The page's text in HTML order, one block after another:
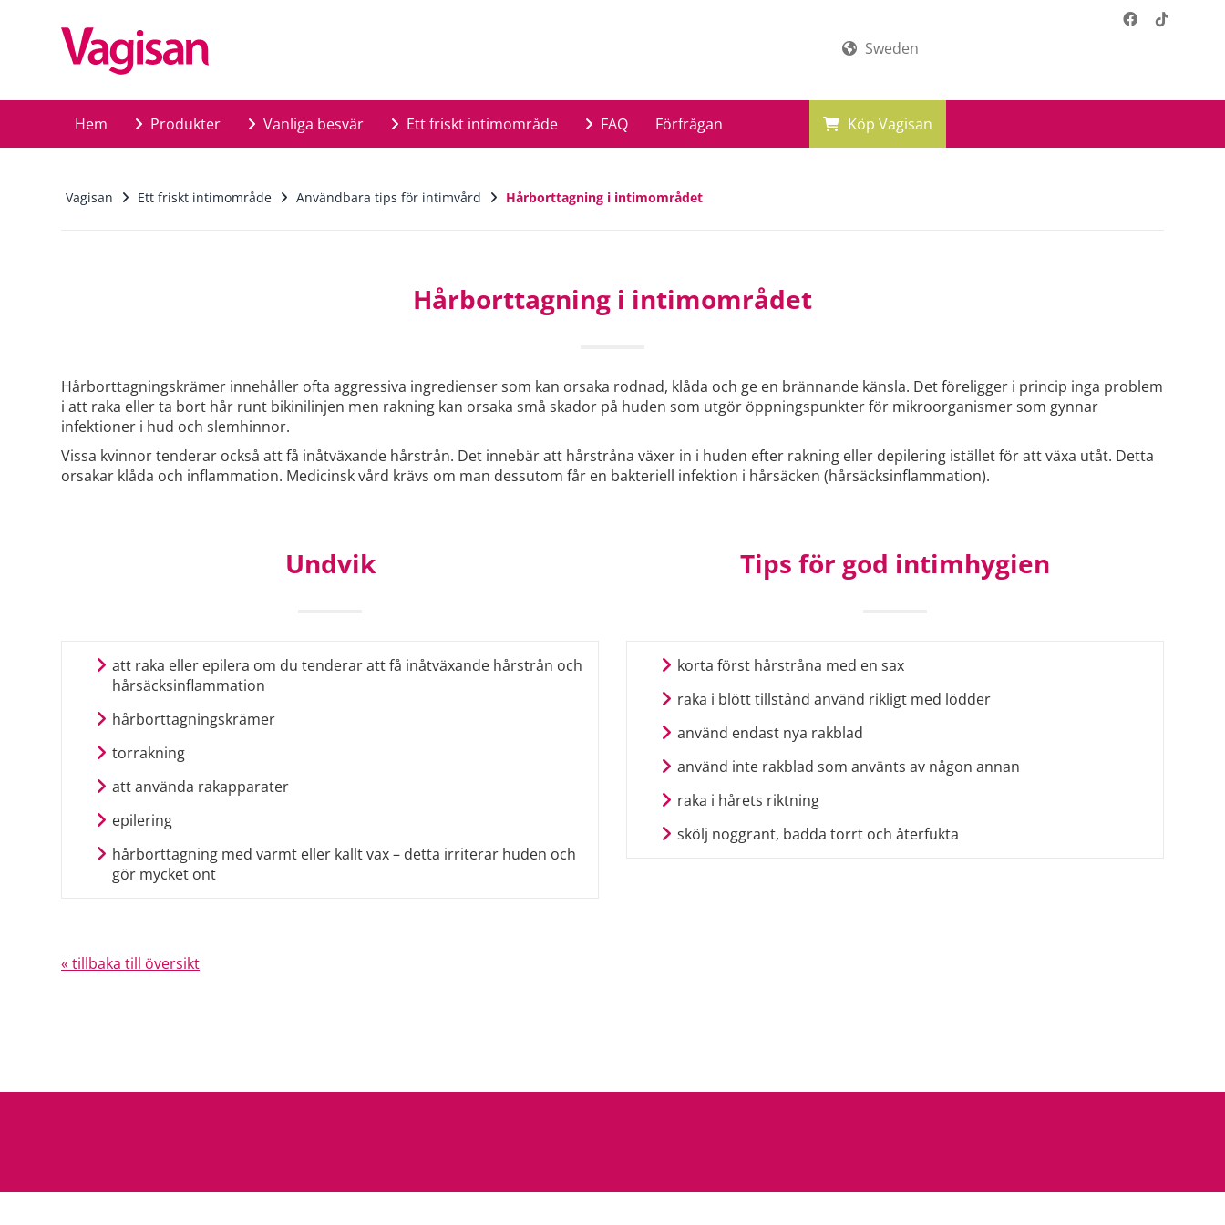
Sweden
Hem Produkter Vanliga besvär Ett friskt intimområde FAQ Förfrågan Köp Vagisan
Vagisan Ett friskt intimområde Användbara tips för intimvård Hårborttagning i intimområdet
Hårborttagning i intimområdet
Hårborttagningskrämer innehåller ofta aggressiva ingredienser som kan orsaka rodnad, klåda och ge en brännande känsla. Det föreligger i princip inga problem
i att raka eller ta bort hår runt bikinilinjen men rakning kan orsaka små skador på huden som utgör öppningspunkter för mikroorganismer som gynnar
infektioner i hud och slemhinnor.
Vissa kvinnor tenderar också att få inåtväxande hårstrån. Det innebär att hårstråna växer in i huden efter rakning eller depilering istället för att växa utåt. Detta
orsakar klåda och inflammation. Medicinsk vård krävs om man dessutom får en bakteriell infektion i hårsäcken (hårsäcksinflammation).
Undvik
att raka eller epilera om du tenderar att få inåtväxande hårstrån och
hårsäcksinflammation
hårborttagningskrämer
torrakning
att använda rakapparater
epilering
hårborttagning med varmt eller kallt vax – detta irriterar huden och
gör mycket ont
Tips för god intimhygien
korta först hårstråna med en sax
raka i blött tillstånd använd rikligt med lödder
använd endast nya rakblad
använd inte rakblad som använts av någon annan
raka i hårets riktning
skölj noggrant, badda torrt och återfukta
« tillbaka till översikt